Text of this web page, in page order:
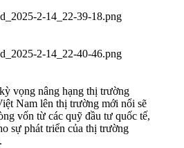
vọng nâng hạng thị trường
Nam lên thị trường mới nổi sẽ
vốn từ các quỹ đầu tư quốc tế,
sự phát triển của thị trường